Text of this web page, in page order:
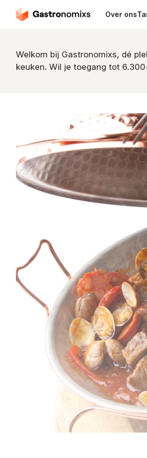
Over ons
Welkom bij Gastronomixs, dé
keuken. Wil je toegang tot